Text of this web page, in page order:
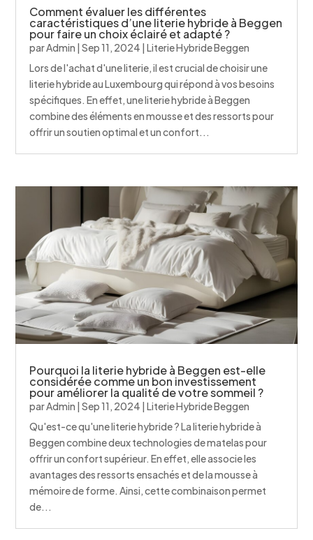
Comment évaluer les différentes
caractéristiques d’une literie hybride à Beggen
pour faire un choix éclairé et adapté ?
parAdmin |Sep 11, 2024 |Literie Hybride Beggen
Lors de l'achat d'une literie, il est crucial de choisir une
literie hybride au Luxembourg qui répond à vos besoins
spécifiques. En effet, une literie hybride à Beggen
combine des éléments en mousse et des ressorts pour
offrir un soutien optimal et un confort...
Pourquoi la literie hybride à Beggen est-elle
considérée comme un bon investissement
pour améliorer la qualité de votre sommeil ?
parAdmin |Sep 11, 2024 |Literie Hybride Beggen
Qu'est-ce qu'une literie hybride ? La literie hybride à
Beggen combine deux technologies de matelas pour
offrir un confort supérieur. En effet, elle associe les
avantages des ressorts ensachés et de la mousse à
mémoire de forme. Ainsi, cette combinaison permet
de...